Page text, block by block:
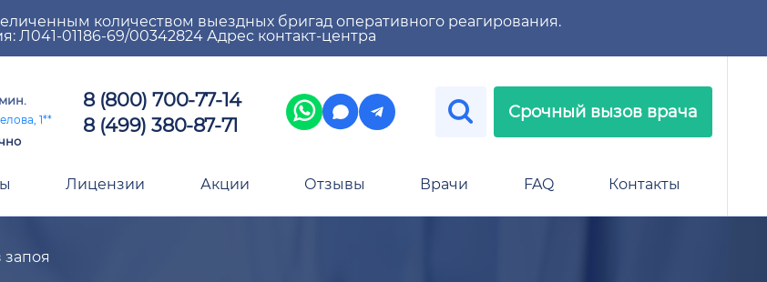
количеством выездных бригад оперативного реагирования.
Л041-01186-69/00342824 Адрес контакт-центра
1**
8 (800) 700-77-14
8 (499) 380-87-71
Срочный вызов врача
Лицензии Акции Отзывы Врачи FAQ Контакты